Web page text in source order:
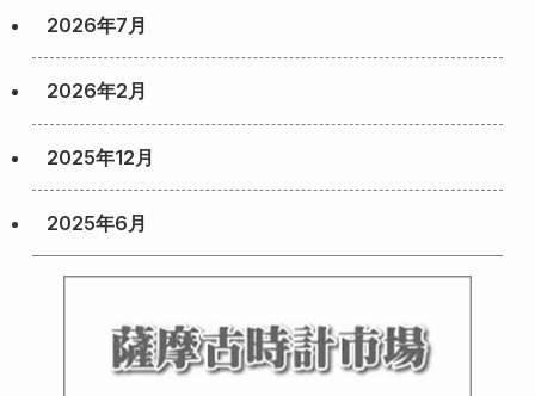
2026年7月
2026年2月
2025年12月
2025年6月